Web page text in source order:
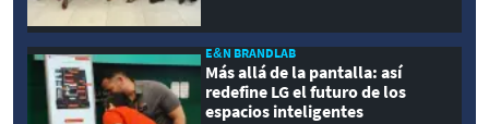
E&N BRANDLAB
Más allá de la pantalla: así
redefine LG el futuro de los
espacios inteligentes